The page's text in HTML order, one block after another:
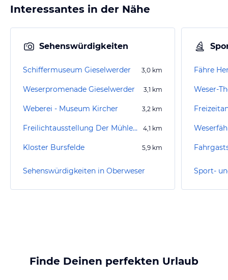
Interessantes in der Nähe
Sehenswürdigkeiten
Schiffermuseum Gieselwerder 3,0 km
Weserpromenade Gieselwerder 3,1 km
Weberei - Museum Kircher 3,2 km
Freilichtausstellung Der Mühlenplatz 4,1 km
Kloster Bursfelde 5,9 km
Sehenswürdigkeiten in Oberweser
Fähre
Weser-
Finde Deinen perfekten Urlaub